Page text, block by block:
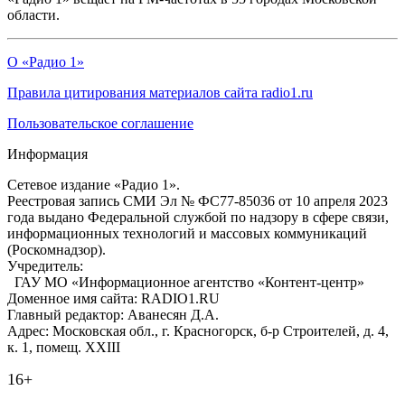
области.
О «Радио 1»
Правила цитирования материалов сайта radio1.ru
Пользовательское соглашение
Информация
Сетевое издание «Радио 1».
Реестровая запись СМИ Эл № ФС77-85036 от 10 апреля 2023
года выдано Федеральной службой по надзору в сфере связи,
информационных технологий и массовых коммуникаций
(Роскомнадзор).
Учредитель:
ГАУ МО «Информационное агентство «Контент-центр»
Доменное имя сайта: RADIO1.RU
Главный редактор: Аванесян Д.А.
Адрес: Московская обл., г. Красногорск, б-р Строителей, д. 4,
к. 1, помещ. XXIII
16+